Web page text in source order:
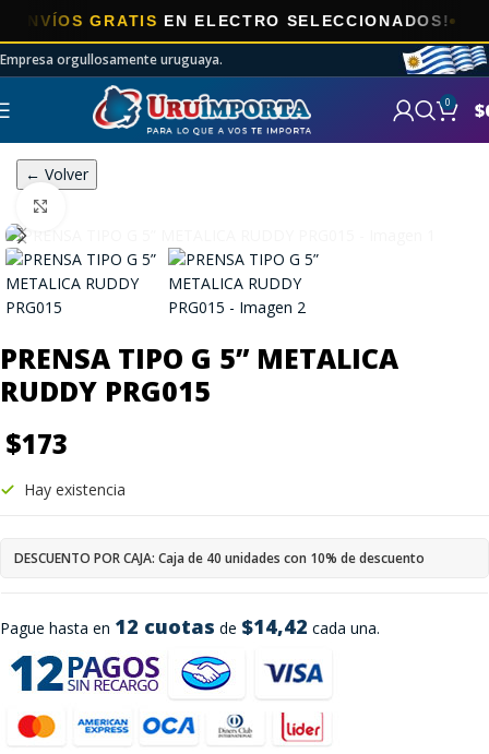
GRATISEN ELECTRO SELECCIONADOS!
Empresa orgullosamente uruguaya.
0 $
← Volver
PRENSA TIPO G 5” METALICA
RUDDY PRG015
$173
Pague hasta en 12 cuotas de $14,42 cada una.
Hay existencia
DESCUENTO POR CAJA: Caja de 40 unidades con 10% de descuento